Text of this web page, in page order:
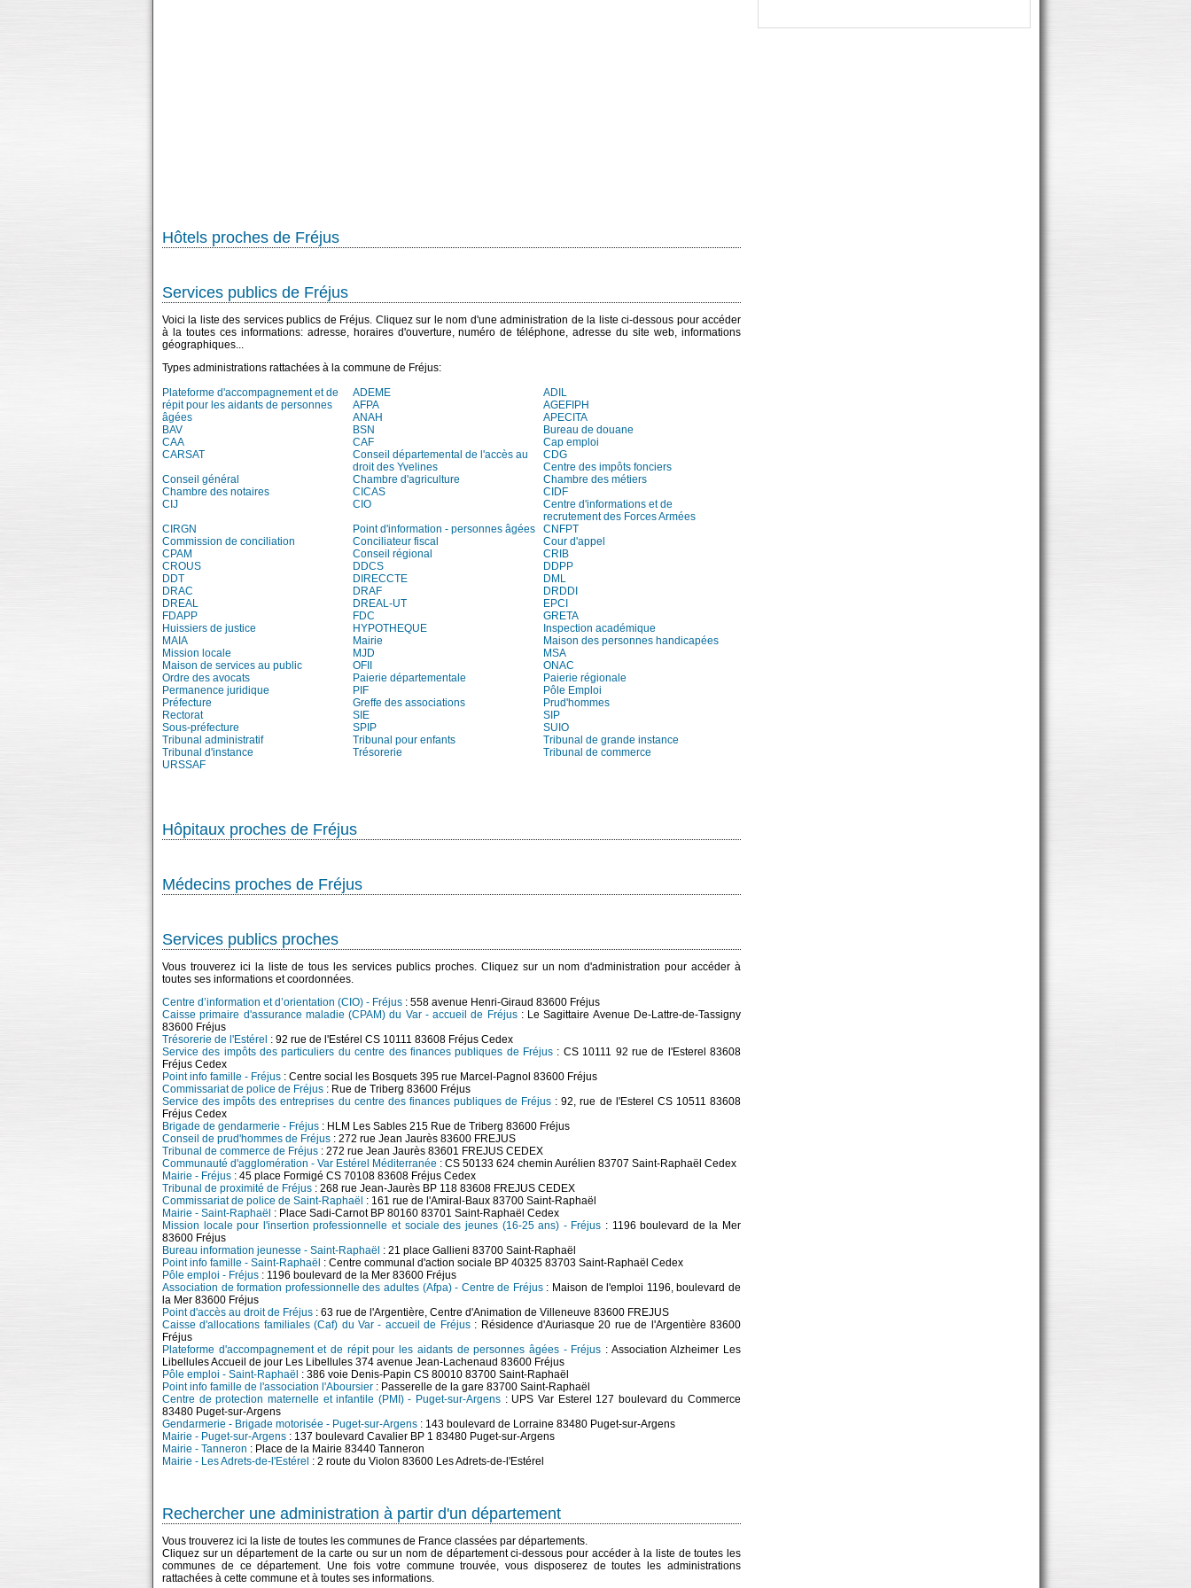
Hôtels proches de Fréjus
Services publics de Fréjus
Voici la liste des services publics de Fréjus. Cliquez sur le nom d'une administration de la liste ci-dessous pour accéder
à la toutes ces informations: adresse, horaires d'ouverture, numéro de téléphone, adresse du site web, informations
géographiques...
Types administrations rattachées à la commune de Fréjus:
Plateforme d'accompagnement et de
répit pour les aidants de personnes
âgées
ADEME
ADIL
AFPA
AGEFIPH
ANAH
APECITA
BAV
BSN
Bureau de douane
CAA
CAF
Cap emploi
CARSAT
Conseil départemental de l'accès au
droit des Yvelines
CDG
Centre des impôts fonciers
Conseil général
Chambre d'agriculture
Chambre des métiers
Chambre des notaires
CICAS
CIDF
CIJ
CIO
Centre d'informations et de
recrutement des Forces Armées
CIRGN
Point d'information - personnes âgées
CNFPT
Commission de conciliation
Conciliateur fiscal
Cour d'appel
CPAM
Conseil régional
CRIB
CROUS
DDCS
DDPP
DDT
DIRECCTE
DML
DRAC
DRAF
DRDDI
DREAL
DREAL-UT
EPCI
FDAPP
FDC
GRETA
Huissiers de justice
HYPOTHEQUE
Inspection académique
MAIA
Mairie
Maison des personnes handicapées
Mission locale
MJD
MSA
Maison de services au public
OFII
ONAC
Ordre des avocats
Paierie départementale
Paierie régionale
Permanence juridique
PIF
Pôle Emploi
Préfecture
Greffe des associations
Prud'hommes
Rectorat
SIE
SIP
Sous-préfecture
SPIP
SUIO
Tribunal administratif
Tribunal pour enfants
Tribunal de grande instance
Tribunal d'instance
Trésorerie
Tribunal de commerce
URSSAF
Hôpitaux proches de Fréjus
Médecins proches de Fréjus
Services publics proches
Vous trouverez ici la liste de tous les services publics proches. Cliquez sur un nom d'administration pour accéder à
toutes ses informations et coordonnées.
Centre d’information et d’orientation (CIO) - Fréjus : 558 avenue Henri-Giraud 83600 Fréjus
Caisse primaire d'assurance maladie (CPAM) du Var - accueil de Fréjus: Le Sagittaire Avenue De-Lattre-de-Tassigny
83600 Fréjus
Trésorerie de l'Estérel : 92 rue de l'Estérel CS 10111 83608 Fréjus Cedex
Service des impôts des particuliers du centre des finances publiques de Fréjus : CS 10111 92 rue de l'Esterel 83608
Fréjus Cedex
Point info famille - Fréjus : Centre social les Bosquets 395 rue Marcel-Pagnol 83600 Fréjus
Commissariat de police de Fréjus : Rue de Triberg 83600 Fréjus
Service des impôts des entreprises du centre des finances publiques de Fréjus : 92, rue de l'Esterel CS 10511 83608
Fréjus Cedex
Brigade de gendarmerie - Fréjus : HLM Les Sables 215 Rue de Triberg 83600 Fréjus
Conseil de prud'hommes de Fréjus : 272 rue Jean Jaurès 83600 FREJUS
Tribunal de commerce de Fréjus : 272 rue Jean Jaurès 83601 FREJUS CEDEX
Communauté d'agglomération - Var Estérel Méditerranée : CS 50133 624 chemin Aurélien 83707 Saint-Raphaël Cedex
Mairie - Fréjus : 45 place Formigé CS 70108 83608 Fréjus Cedex
Tribunal de proximité de Fréjus : 268 rue Jean-Jaurès BP 118 83608 FREJUS CEDEX
Commissariat de police de Saint-Raphaël : 161 rue de l'Amiral-Baux 83700 Saint-Raphaël
Mairie - Saint-Raphaël : Place Sadi-Carnot BP 80160 83701 Saint-Raphaël Cedex
Mission locale pour l'insertion professionnelle et sociale des jeunes (16-25 ans) - Fréjus : 1196 boulevard de la Mer
83600 Fréjus
Bureau information jeunesse - Saint-Raphaël : 21 place Gallieni 83700 Saint-Raphaël
Point info famille - Saint-Raphaël : Centre communal d'action sociale BP 40325 83703 Saint-Raphaël Cedex
Pôle emploi - Fréjus : 1196 boulevard de la Mer 83600 Fréjus
Association de formation professionnelle des adultes (Afpa) - Centre de Fréjus: Maison de l'emploi 1196, boulevard de
la Mer 83600 Fréjus
Point d'accès au droit de Fréjus : 63 rue de l'Argentière, Centre d'Animation de Villeneuve 83600 FREJUS
Caisse d'allocations familiales (Caf) du Var - accueil de Fréjus: Résidence d'Auriasque 20 rue de l'Argentière 83600
Fréjus
Plateforme d'accompagnement et de répit pour les aidants de personnes âgées - Fréjus : Association Alzheimer Les
Libellules Accueil de jour Les Libellules 374 avenue Jean-Lachenaud 83600 Fréjus
Pôle emploi - Saint-Raphaël : 386 voie Denis-Papin CS 80010 83700 Saint-Raphaël
Point info famille de l'association l'Aboursier : Passerelle de la gare 83700 Saint-Raphaël
Centre de protection maternelle et infantile (PMI) - Puget-sur-Argens : UPS Var Esterel 127 boulevard du Commerce
83480 Puget-sur-Argens
Gendarmerie - Brigade motorisée - Puget-sur-Argens : 143 boulevard de Lorraine 83480 Puget-sur-Argens
Mairie - Puget-sur-Argens : 137 boulevard Cavalier BP 1 83480 Puget-sur-Argens
Mairie - Tanneron : Place de la Mairie 83440 Tanneron
Mairie - Les Adrets-de-l'Estérel : 2 route du Violon 83600 Les Adrets-de-l'Estérel
Rechercher une administration à partir d'un département
Vous trouverez ici la liste de toutes les communes de France classées par départements.
Cliquez sur un département de la carte ou sur un nom de département ci-dessous pour accéder à la liste de toutes les
communes de ce département. Une fois votre commune trouvée, vous disposerez de toutes les administrations
rattachées à cette commune et à toutes ses informations.